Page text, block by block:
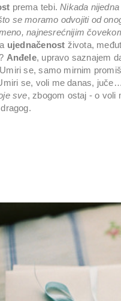
prema tebi.Nikada
se moramo odvojiti od
najnesrećnijim
ujednačenost života,
Anđele, upravo saznajem
se, samo mirnim
se, voli me danas,
sve, zbogom ostaj - o voli